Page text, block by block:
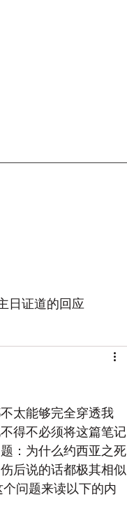
日证道的回应
太能够完全穿透我
得不必须将这篇笔记
：为什么约西亚之死
后说的话都极其相似
问题来读以下的内